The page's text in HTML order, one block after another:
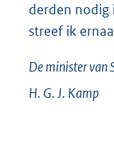
derden nodig
streef ik
De minister van
H. G. J. Kamp